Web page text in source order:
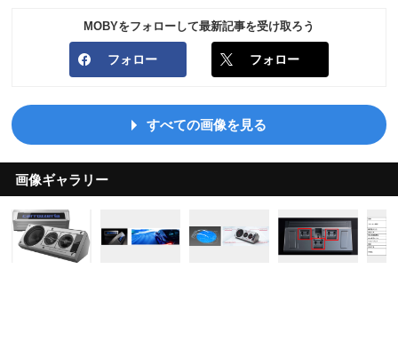
MOBYをフォローして最新記事を受け取ろう
フォロー フォロー
すべての画像を見る
画像ギャラリー